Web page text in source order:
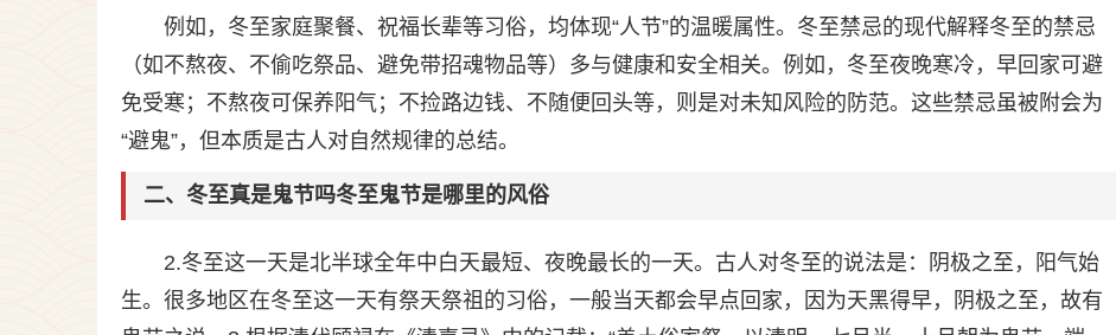
例如，冬至家庭聚餐、祝福长辈等习俗，均体现“人节”的温暖属性。冬至禁忌的现代解释冬至的禁忌
（如不熬夜、不偷吃祭品、避免带招魂物品等）多与健康和安全相关。例如，冬至夜晚寒冷，早回家可避
免受寒；不熬夜可保养阳气；不捡路边钱、不随便回头等，则是对未知风险的防范。这些禁忌虽被附会为
“避鬼”，但本质是古人对自然规律的总结。
二、冬至真是鬼节吗冬至鬼节是哪里的风俗
2.冬至这一天是北半球全年中白天最短、夜晚最长的一天。古人对冬至的说法是：阴极之至，阳气始
生。很多地区在冬至这一天有祭天祭祖的习俗，一般当天都会早点回家，因为天黑得早，阴极之至，故有